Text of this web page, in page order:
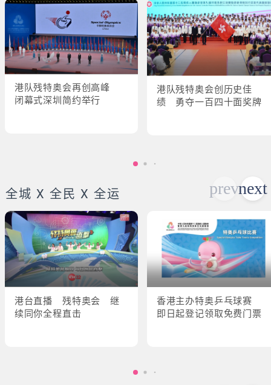
港队残特奥会再创高峰
闭幕式深圳简约举行
港队残特奥会创历史佳
绩 勇夺一百四十面奖牌
全城 X 全民 X 全运
港台直播 残特奥会 继
续同你全程直击
香港主办特奥乒乓球赛
即日起登记领取免费门票